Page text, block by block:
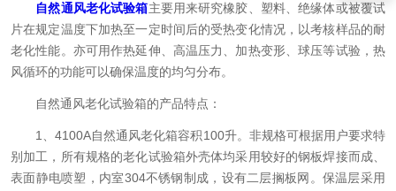
自然通风老化试验箱主要用来研究橡胶、塑料、绝缘体或被覆试
片在规定温度下加热至一定时间后的受热变化情况，以考核样品的耐
老化性能。亦可用作热延伸、高温压力、加热变形、球压等试验，热
风循环的功能可以确保温度的均匀分布。
自然通风老化试验箱的产品特点：
1、4100A自然通风老化箱容积100升。非规格可根据用户要求特
别加工，所有规格的老化试验箱外壳体均采用较好的钢板焊接而成、
表面静电喷塑，内室304不锈钢制成，设有二层搁板网。保温层采用